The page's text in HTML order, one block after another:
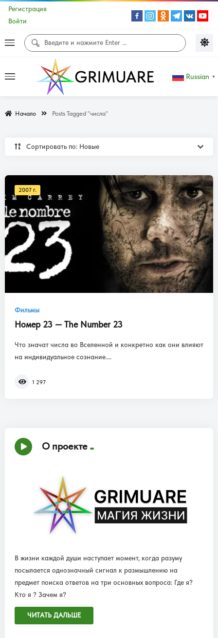
Регистрация
Войти
Russian ▼
Начало Posts Tagged "числа"
Сортировать по: Новые
2007 г.
Фильмы
Номер 23 — The Number 23
Что значат числа во Вселенной и конкретно как они влияют
на индивидуальное сознание....
1 297
О проекте
В жизни каждой души наступает момент, когда разуму
посылается однозначный сигнал к размышлению на
предмет поиска ответов на три основных вопроса: Где я?
Кто я ? Зачем я?
ЧИТАТЬ ДАЛЬШЕ